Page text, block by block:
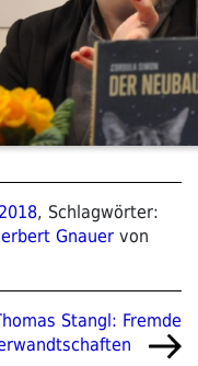
, Schlagwörter:
Gnauer von
Stangl: Fremde